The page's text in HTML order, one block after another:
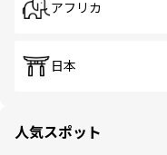
アフリカ
日本
人気スポット